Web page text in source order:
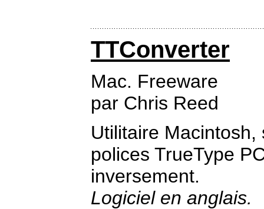
TTConverter
Mac. Freeware
par Chris Reed
Utilitaire
polices TrueType
inversement.
Logiciel en anglais.